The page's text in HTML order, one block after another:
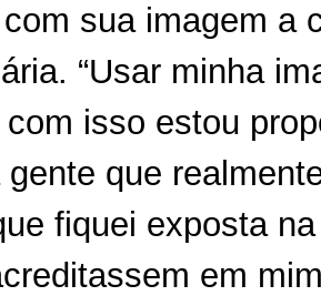
sua imagem a
“Usar minha
isso estou
gente que
fiquei exposta
em